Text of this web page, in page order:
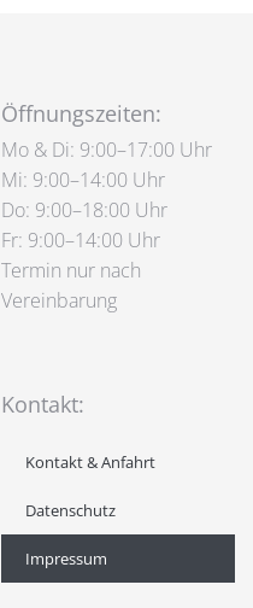
Öffnungszeiten:
Mo & Di: 9:00–17:00 Uhr
Mi: 9:00–14:00 Uhr
Do: 9:00–18:00 Uhr
Fr: 9:00–14:00 Uhr
Termin nur nach
Vereinbarung
Kontakt:
Kontakt & Anfahrt
Datenschutz
Impressum